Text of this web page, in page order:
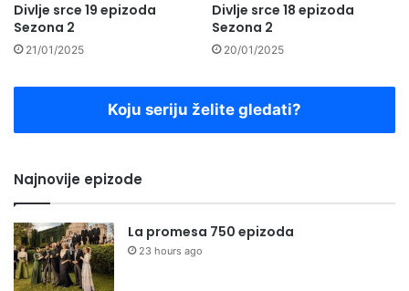
Divlje srce 19 epizoda
Sezona 2
21/01/2025
Divlje srce 18 epizoda
Sezona 2
20/01/2025
Koju seriju želite gledati?
Najnovije epizode
La promesa 750 epizoda
23 hours ago